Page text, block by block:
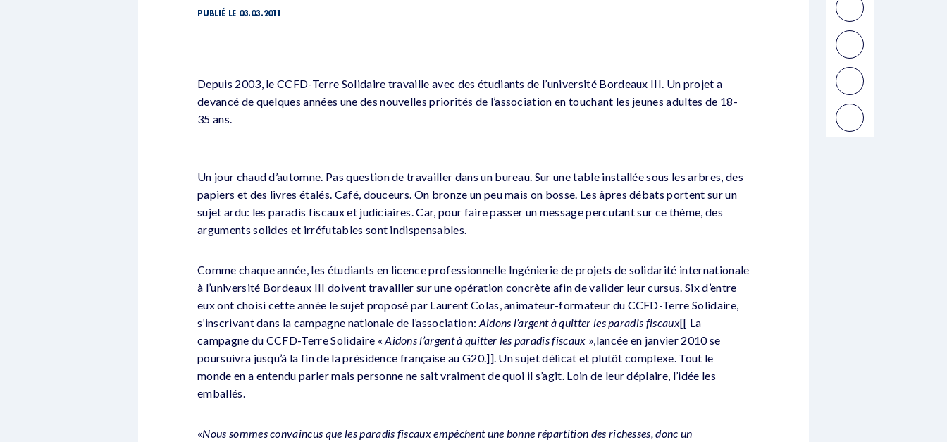
PUBLIÉ LE 03.03.2011
Depuis 2003, le CCFD-Terre Solidaire travaille avec des étudiants de l’université Bordeaux III. Un projet a
devancé de quelques années une des nouvelles priorités de l’association en touchant les jeunes adultes de 18-
35 ans.
Un jour chaud d’automne. Pas question de travailler dans un bureau. Sur une table installée sous les arbres, des
papiers et des livres étalés. Café, douceurs. On bronze un peu mais on bosse. Les âpres débats portent sur un
sujet ardu: les paradis fiscaux et judiciaires. Car, pour faire passer un message percutant sur ce thème, des
arguments solides et irréfutables sont indispensables.
Comme chaque année, les étudiants en licence professionnelle Ingénierie de projets de solidarité internationale
à l’université Bordeaux III doivent travailler sur une opération concrète afin de valider leur cursus. Six d’entre
eux ont choisi cette année le sujet proposé par Laurent Colas, animateur-formateur du CCFD-Terre Solidaire,
s’inscrivant dans la campagne nationale de l’association: Aidons l’argent à quitter les paradis fiscaux[[ La
campagne du CCFD-Terre Solidaire «Aidons l’argent à quitter les paradis fiscaux »,lancée en janvier 2010 se
poursuivra jusqu’à la fin de la présidence française au G20.]]. Un sujet délicat et plutôt complexe. Tout le
monde en a entendu parler mais personne ne sait vraiment de quoi il s’agit. Loin de leur déplaire, l’idée les
emballés.
«Nous sommes convaincus que les paradis fiscaux empêchent une bonne répartition des richesses, donc un